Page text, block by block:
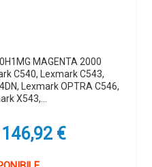
MAGENTA 2000
C540, Lexmark C543,
Lexmark OPTRA C546,
X543,…
Il
146,92 €Il